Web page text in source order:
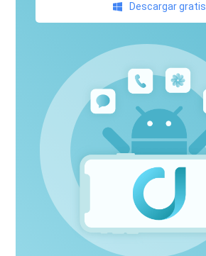
Descargar gratis